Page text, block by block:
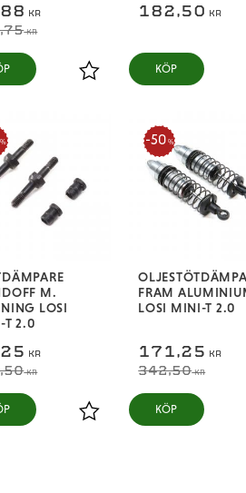
KR
KR
Lägg till i favoriter
182,50 KR
KÖP
M.
LOSI
T 2.0
KR
KR
%
Lägg till i favoriter
FRAM
LOSI MINI-T 2.0
171,25 KR
342,50KR
50 %
KÖP